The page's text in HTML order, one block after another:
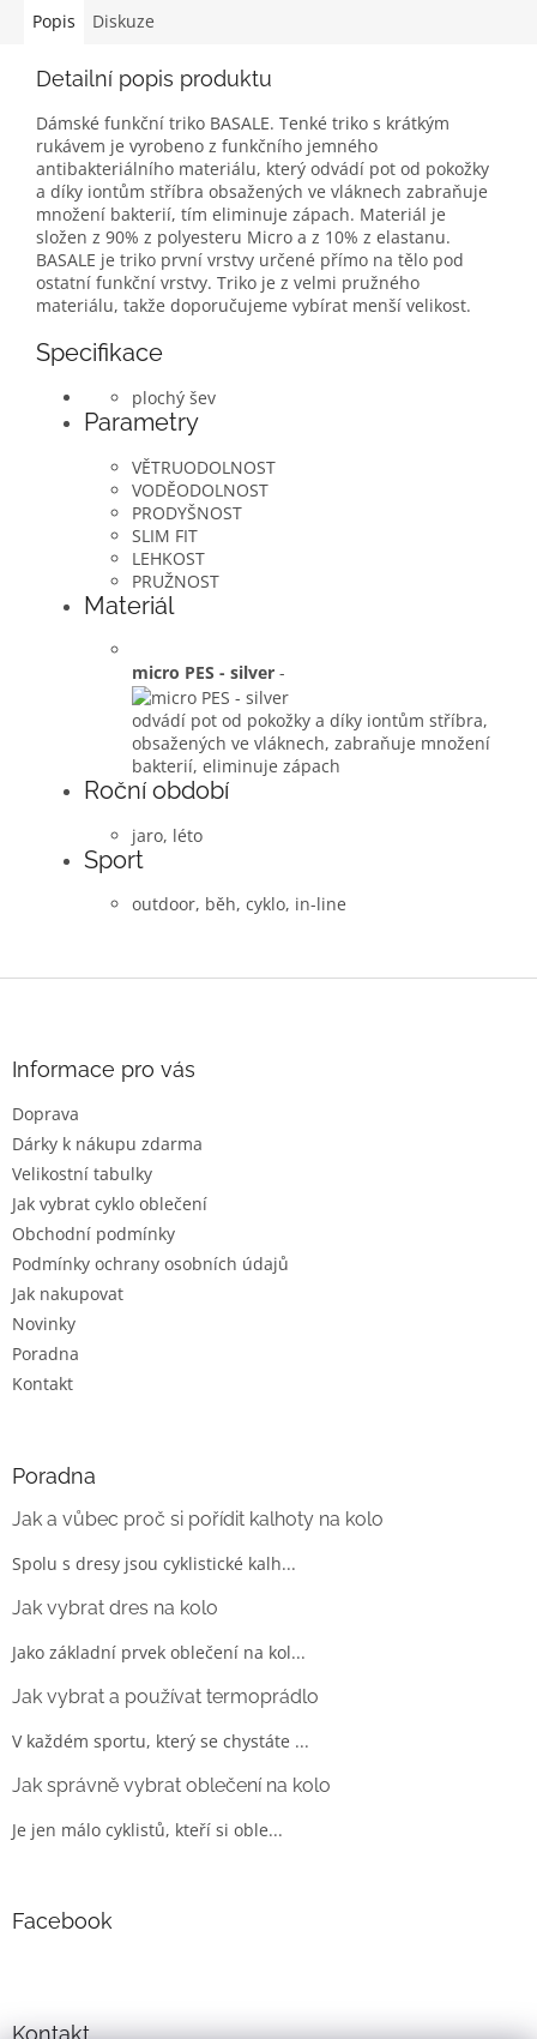
Popis Diskuze
Detailní popis produktu
Dámské funkční triko BASALE. Tenké triko s krátkým
rukávem je vyrobeno z funkčního jemného
antibakteriálního materiálu, který odvádí pot od pokožky
a díky iontům stříbra obsažených ve vláknech zabraňuje
množení bakterií, tím eliminuje zápach. Materiál je
složen z 90% z polyesteru Micro a z 10% z elastanu.
BASALE je triko první vrstvy určené přímo na tělo pod
ostatní funkční vrstvy. Triko je z velmi pružného
materiálu, takže doporučujeme vybírat menší velikost.
Specifikace
plochý šev
Parametry
VĚTRUODOLNOST
VODĚODOLNOST
PRODYŠNOST
SLIM FIT
LEHKOST
PRUŽNOST
Materiál
micro PES - silver -
odvádí pot od pokožky a díky iontům stříbra,
obsažených ve vláknech, zabraňuje množení
bakterií, eliminuje zápach
Roční období
jaro, léto
Sport
outdoor, běh, cyklo, in-line
Informace pro vás
Doprava
Dárky k nákupu zdarma
Velikostní tabulky
Jak vybrat cyklo oblečení
Obchodní podmínky
Podmínky ochrany osobních údajů
Jak nakupovat
Novinky
Poradna
Kontakt
Poradna
Jak a vůbec proč si pořídit kalhoty na kolo
Spolu s dresy jsou cyklistické kalh...
Jak vybrat dres na kolo
Jako základní prvek oblečení na kol...
Jak vybrat a používat termoprádlo
V každém sportu, který se chystáte ...
Jak správně vybrat oblečení na kolo
Je jen málo cyklistů, kteří si oble...
Facebook
Kontakt